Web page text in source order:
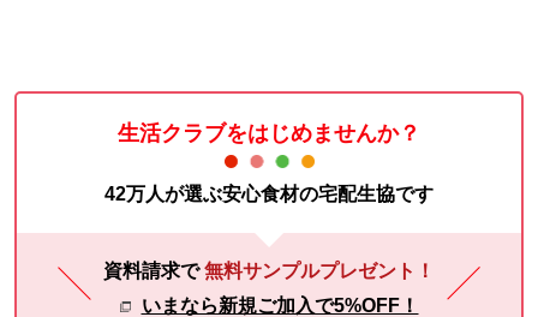
生活クラブをはじめませんか？
42万人が選ぶ安心食材の宅配生協です
資料請求で無料サンプルプレゼント！
いまなら新規ご加入で5%OFF！